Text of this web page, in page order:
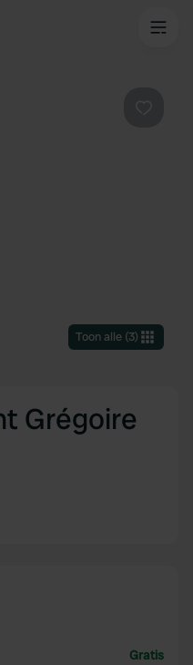
Toon alle(3)
Grégoire
Gratis